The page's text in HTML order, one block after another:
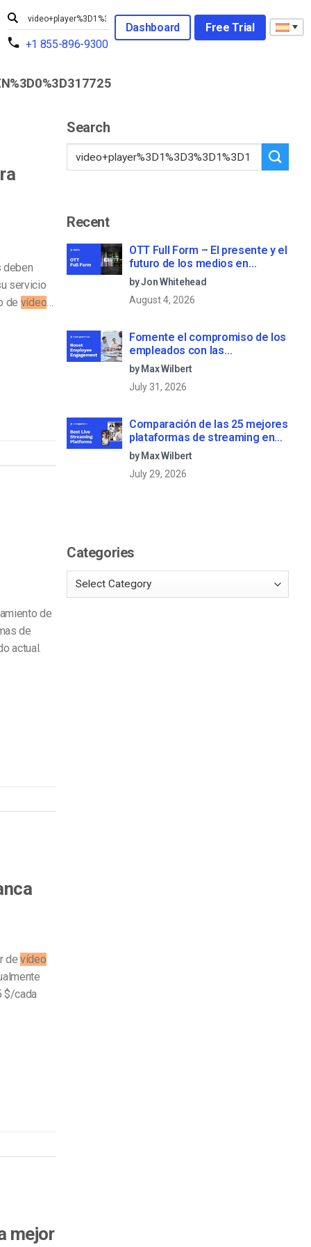
+1 855-896-9300
Dashboard Free Trial
deben
servicio
de vídeo…
de
de
actual.
devídeo
$/cada
mejor
Search
Recent
OTT Full Form – El presente y el
futuro de los medios en
streaming
by Jon Whitehead
August 4, 2026
Fomente el compromiso de los
empleados con las
comunicaciones corporativas
en directo
by Max Wilbert
July 31, 2026
Comparación de las 25 mejores
plataformas de streaming en
directo en 2025
by Max Wilbert
July 29, 2026
Categories